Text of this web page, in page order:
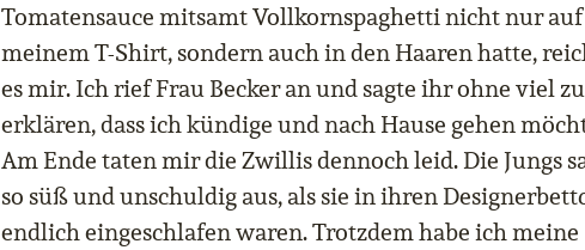
Tomatensauce mitsamt Vollkornspaghetti nicht nur auf
meinem T-Shirt, sondern auch in den Haaren hatte,
es mir. Ich rief Frau Becker an und sagte ihr ohne viel zu
erklären, dass ich kündige und nach Hause gehen
Am Ende taten mir die Zwillis dennoch leid. Die Jungs
so süß und unschuldig aus, als sie in ihren
endlich eingeschlafen waren. Trotzdem habe ich meine